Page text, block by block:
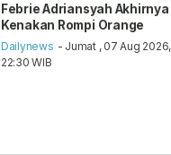
Febrie Adriansyah Akhirnya
Kenakan Rompi Orange
Dailynews - Jumat , 07 Aug 2026,
22:30 WIB